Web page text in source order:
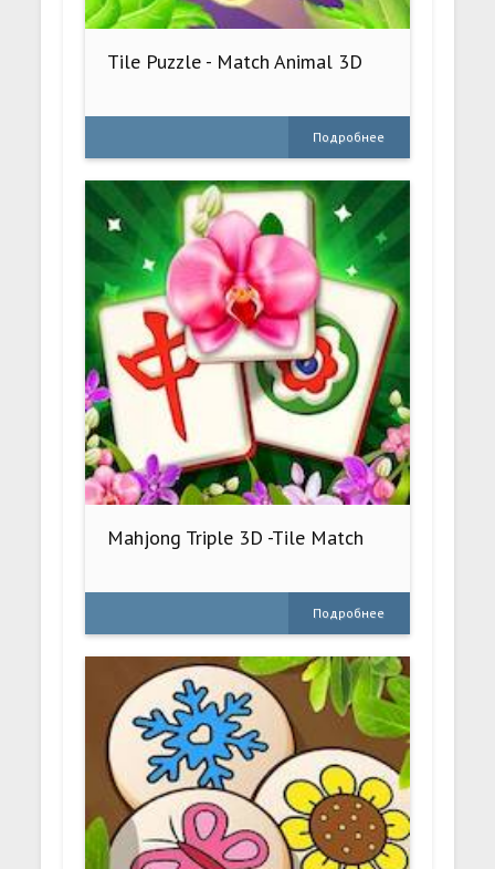
Tile Puzzle - Match Animal 3D
Подробнее
Mahjong Triple 3D -Tile Match
Подробнее